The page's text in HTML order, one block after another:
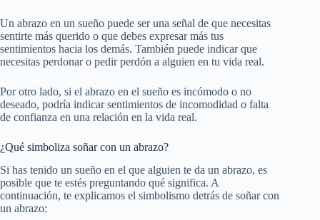
Un abrazo en un sueño puede ser una señal de que necesitas
sentirte más querido o que debes expresar más tus
sentimientos hacia los demás. También puede indicar que
necesitas perdonar o pedir perdón a alguien en tu vida real.
Por otro lado, si el abrazo en el sueño es incómodo o no
deseado, podría indicar sentimientos de incomodidad o falta
de confianza en una relación en la vida real.
¿Qué simboliza soñar con un abrazo?
Si has tenido un sueño en el que alguien te da un abrazo, es
posible que te estés preguntando qué significa. A
continuación, te explicamos el simbolismo detrás de soñar con
un abrazo: